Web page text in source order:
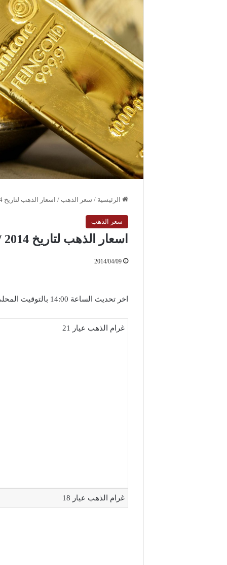
الرئيسية / سعر الذهب / اسعار الذهب لتاريخ 2014 / 4 / 9 الاربعاء
سعر الذهب
اسعار الذهب لتاريخ 2014 / 4 / 9 الاربعاء
2014/04/09
اخر تحديث الساعة 14:00 بالتوقيت المحلي لمدينة دمشق
غرام الذهب عيار 21
غرام الذهب عيار 18